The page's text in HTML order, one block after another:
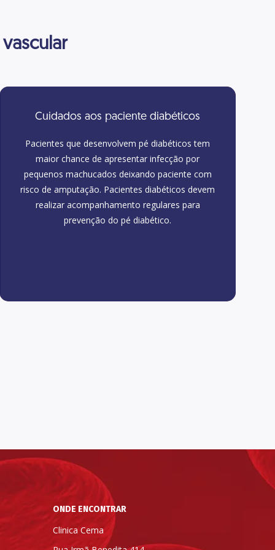
Cuidados aos paciente diabéticos
Pacientes que desenvolvem pé diabéticos tem
maior chance de apresentar infecção por
pequenos machucados deixando paciente com
risco de amputação. Pacientes diabéticos devem
realizar acompanhamento regulares para
prevenção do pé diabético.
ONDE ENCONTRAR
Clinica Cema